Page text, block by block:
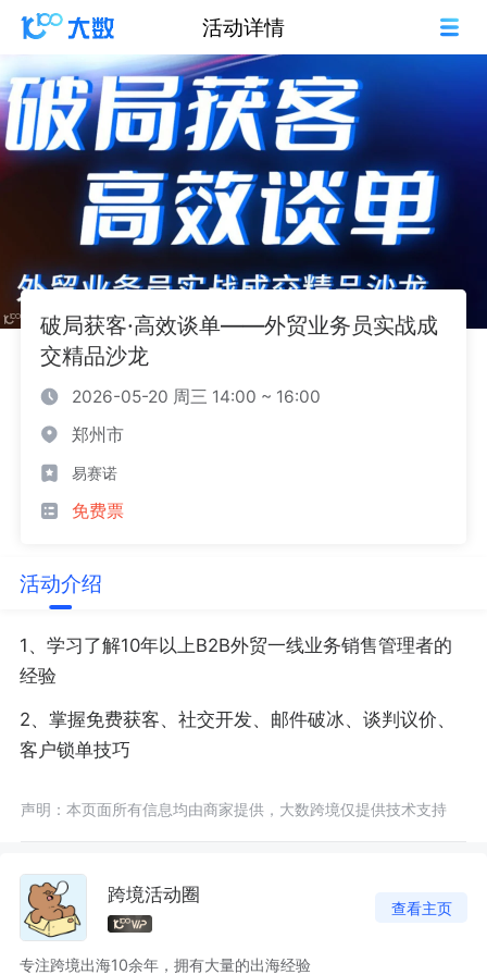
活动详情
破局获客·高效谈单——外贸业务员实战成
交精品沙龙
2026-05-20 周三 14:00 ~ 16:00
郑州市
易赛诺
免费票
活动介绍
1、学习了解10年以上B2B外贸一线业务销售管理者的
经验
2、掌握免费获客、社交开发、邮件破冰、谈判议价、
客户锁单技巧
声明：本页面所有信息均由商家提供，大数跨境仅提供技术支持
跨境活动圈
查看主页
专注跨境出海10余年，拥有大量的出海经验